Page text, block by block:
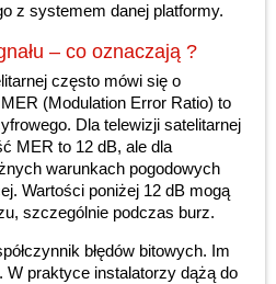
z systemem danej platformy.
– co oznaczają ?
często mówi się o
(Modulation Error Ratio) to
Dla telewizji satelitarnej
MER to 12 dB, ale dla
warunkach pogodowych
Wartości poniżej 12 dB mogą
szczególnie podczas burz.
błędów bitowych. Im
W praktyce instalatorzy dążą do